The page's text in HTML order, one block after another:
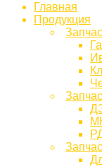
Главная
Продукция